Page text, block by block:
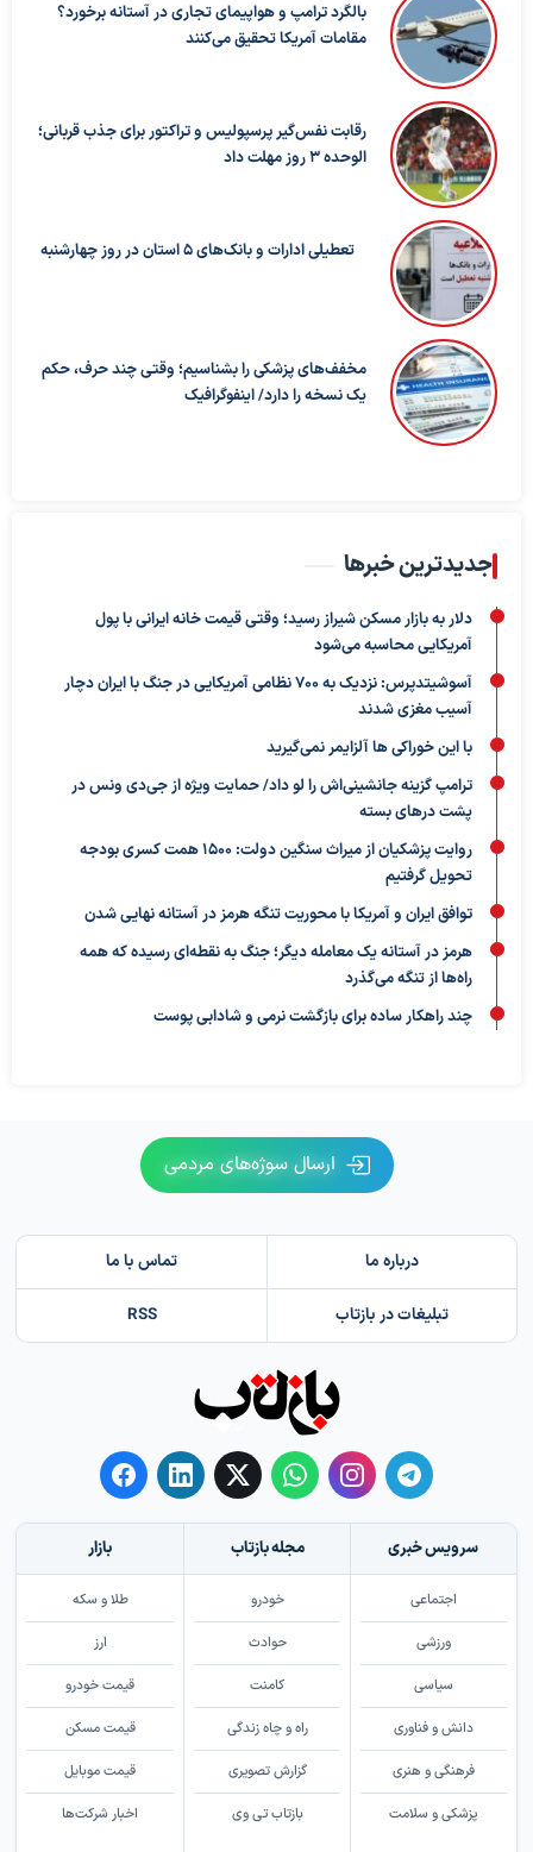
بالگرد ترامپ و هواپیمای تجاری در آستانه برخورد؟
مقامات آمریکا تحقیق می‌کنند
رقابت نفس‌گیر پرسپولیس و تراکتور برای جذب قربانی؛
الوحده ۳ روز مهلت داد
تعطیلی ادارات و بانک‌های ۵ استان در روز چهارشنبه
مخفف‌های پزشکی را بشناسیم؛ وقتی چند حرف، حکم
یک نسخه را دارد/ اینفوگرافیک
جدیدترین خبرها
دلار به بازار مسکن شیراز رسید؛ وقتی قیمت خانه ایرانی با پول
آمریکایی محاسبه می‌شود
آسوشیتدپرس: نزدیک به ۷۰۰ نظامی آمریکایی در جنگ با ایران دچار
آسیب مغزی شدند
با این خوراکی ها آلزایمر نمی‌گیرید
ترامپ گزینه جانشینی‌اش را لو داد/ حمایت ویژه از جی‌دی ونس در
پشت درهای بسته
روایت پزشکیان از میراث سنگین دولت: ۱۵۰۰ همت کسری بودجه
تحویل گرفتیم
توافق ایران و آمریکا با محوریت تنگه هرمز در آستانه نهایی شدن
هرمز در آستانه یک معامله دیگر؛ جنگ به نقطه‌ای رسیده که همه
راه‌ها از تنگه می‌گذرد
چند راهکار ساده برای بازگشت نرمی و شادابی پوست
ارسال سوژه‌های مردمی
درباره ما تماس با ما
تبلیغات در بازتاب RSS
سرویس خبری
اجتماعی
ورزشی
سیاسی
دانش و فناوری
فرهنگی و هنری
پزشکی و سلامت
مجله بازتاب
خودرو
حوادث
کامنت
راه و چاه زندگی
گزارش تصویری
بازتاب تی وی
بازار
طلا و سکه
ارز
قیمت خودرو
قیمت مسکن
قیمت موبایل
اخبار شرکت‌ها